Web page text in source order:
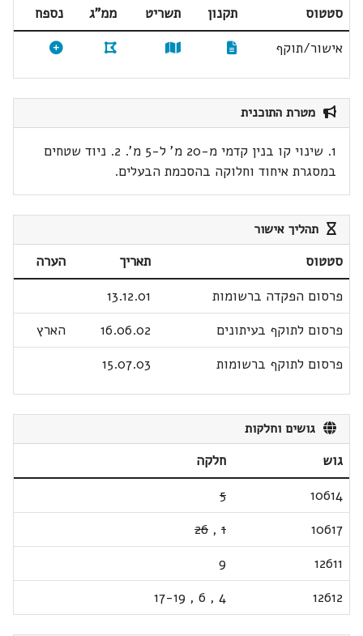
סטטוס תקנון תשריט ממ"ג
נספח
אישור/תוקף
מטרת התוכנית
1. שינוי קו בנין קדמי מ-20 מ' ל-5 מ'. 2. ניוד שטחים
במסגרת איחוד וחלוקה בהסכמת הבעלים.
תהליך אישור
סטטוס תאריך
הערה
פרסום הפקדה ברשומות
13.12.01
פרסום לתוקף בעיתונים
16.06.02
הארץ
פרסום לתוקף ברשומות
15.07.03
גושים וחלקות
גוש
חלקה
10614
5
10617
1
,
26
12611
9
12612
4
,
6
,
17-19